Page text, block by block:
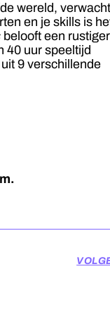
wereld, verwacht
en je skills is
belooft een
40 uur speeltijd
9 verschillende